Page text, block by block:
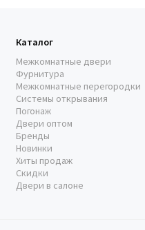
Каталог
Межкомнатные двери
Фурнитура
Межкомнатные перегородки
Системы открывания
Погонаж
Двери оптом
Бренды
Новинки
Хиты продаж
Скидки
Двери в салоне